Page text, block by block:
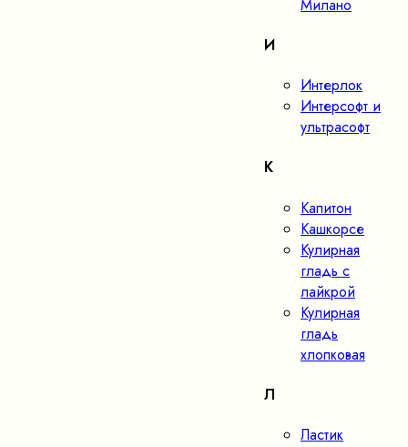
Милано
И
Интерлок
Интерсофт и
ультрасофт
К
Капитон
Кашкорсе
Кулирная
гладь с
лайкрой
Кулирная
гладь
хлопковая
Л
Ластик